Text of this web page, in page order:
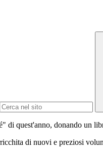
di quest'anno, donando un
di nuovi e preziosi